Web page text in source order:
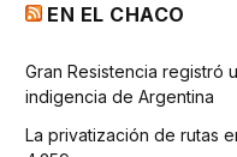
EN EL CHACO
Gran Resistencia registró
indigencia de Argentina
La privatización de rutas